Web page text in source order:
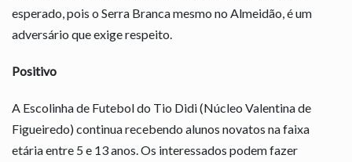
esperado, pois o Serra Branca mesmo no Almeidão, é um
adversário que exige respeito.
Positivo
A Escolinha de Futebol do Tio Didi (Núcleo Valentina de
Figueiredo) continua recebendo alunos novatos na faixa
etária entre 5 e 13 anos. Os interessados podem fazer